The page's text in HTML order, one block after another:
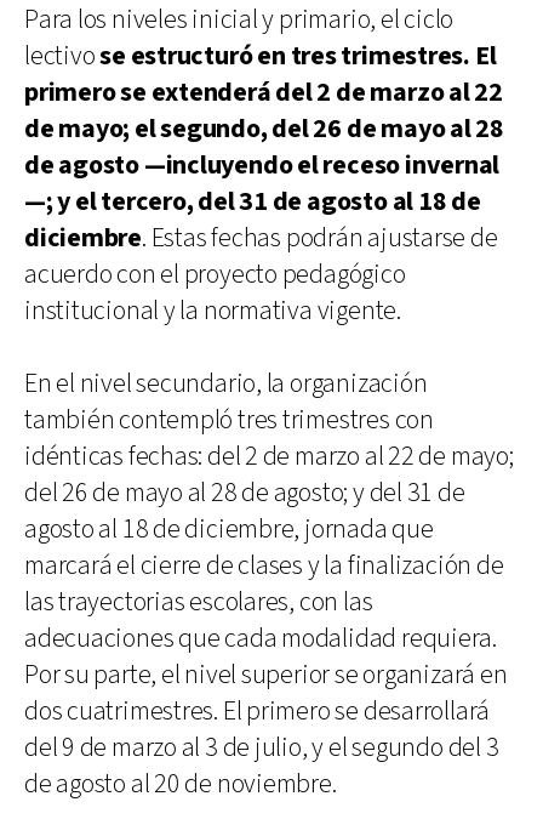
Para los niveles inicial y primario, el ciclo
lectivose estructuró en tres trimestres. El
primero se extenderá del 2 de marzo al 22
de mayo; el segundo, del 26 de mayo al 28
de agosto —incluyendo el receso invernal
—; y el tercero, del 31 de agosto al 18 de
diciembre. Estas fechas podrán ajustarse de
acuerdo con el proyecto pedagógico
institucional y la normativa vigente.
En el nivel secundario, la organización
también contempló tres trimestres con
idénticas fechas: del 2 de marzo al 22 de mayo;
del 26 de mayo al 28 de agosto; y del 31 de
agosto al 18 de diciembre, jornada que
marcará el cierre de clases y la finalización de
las trayectorias escolares, con las
adecuaciones que cada modalidad requiera.
Por su parte, el nivel superior se organizará en
dos cuatrimestres. El primero se desarrollará
del 9 de marzo al 3 de julio, y el segundo del 3
de agosto al 20 de noviembre.